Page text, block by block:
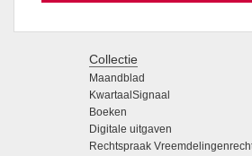
Collectie
Maandblad
KwartaalSignaal
Boeken
Digitale uitgaven
Rechtspraak